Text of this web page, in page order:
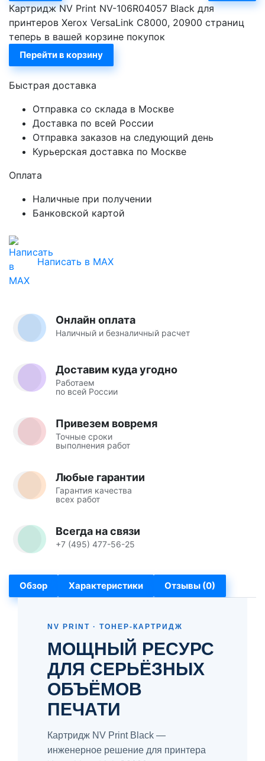
Картридж NV Print NV-106R04057 Black для
принтеров Xerox VersaLink C8000, 20900 страниц
теперь в вашей корзине покупок
Перейти в корзину
Быстрая доставка
Отправка со склада в Москве
Доставка по всей России
Отправка заказов на следующий день
Курьерская доставка по Москве
Оплата
Наличные при получении
Банковской картой
Написать в MAX
Онлайн оплата
Наличный и безналичный расчет
Доставим куда угодно
Работаем
по всей России
Привезем вовремя
Точные сроки
выполнения работ
Любые гарантии
Гарантия качества
всех работ
Всегда на связи
+7 (495) 477-56-25
Обзор Характеристики Отзывы (0)
NV PRINT · ТОНЕР-КАРТРИДЖ
МОЩНЫЙ РЕСУРС
ДЛЯ СЕРЬЁЗНЫХ
ОБЪЁМОВ
ПЕЧАТИ
Картридж NV Print Black —
инженерное решение для принтера